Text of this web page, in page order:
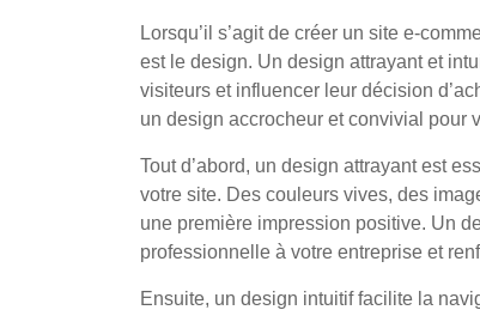
Lorsqu’il s’agit de créer un site e-
est le design. Un design attrayant et
visiteurs et influencer leur décision
un design accrocheur et convivial pour
Tout d’abord, un design attrayant est
votre site. Des couleurs vives, des
une première impression positive. Un
professionnelle à votre entreprise et
Ensuite, un design intuitif facilite la